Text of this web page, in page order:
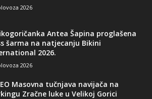
2026
Antea Šapina proglašena
šarma na natjecanju Bikini
2026.
2026
Masovna tučnjava navijača na
Zračne luke u Velikoj Gorici